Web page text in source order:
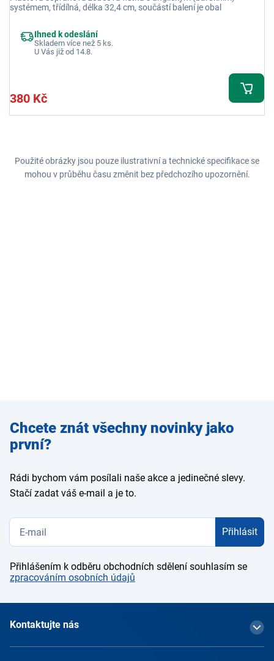
systémem, třídílná, délka 32,4 cm, součástí balení je obal
Ihned k odeslání
Skladem více než 5 ks.
U Vás již od 14.8.
380 Kč
Použité obrázky jsou pouze ilustrativní a technické specifikace se
mohou v průběhu času změnit bez předchozího upozornění.
Zadejte
e-mail
Chcete znát všechny novinky jako
první?
Rádi bychom vám posílali naše akce a jedinečné slevy.
Stačí zadat váš e-mail a je to.
Přihlásit
Přihlášením k odběru obchodních sdělení souhlasím se
zpracováním osobních údajů
Kontaktujte nás